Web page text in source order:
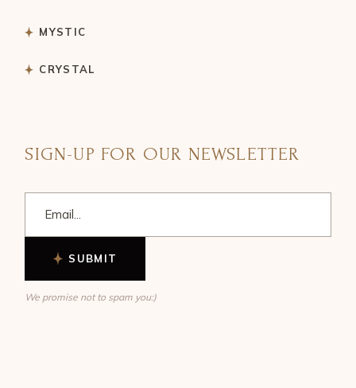
MYSTIC
CRYSTAL
SIGN-UP FOR OUR NEWSLETTER
SUBMIT
We promise not to spam you:)